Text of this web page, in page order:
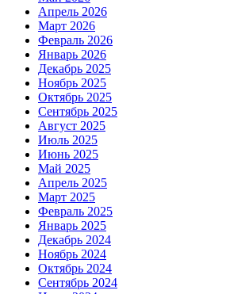
Апрель 2026
Март 2026
Февраль 2026
Январь 2026
Декабрь 2025
Ноябрь 2025
Октябрь 2025
Сентябрь 2025
Август 2025
Июль 2025
Июнь 2025
Май 2025
Апрель 2025
Март 2025
Февраль 2025
Январь 2025
Декабрь 2024
Ноябрь 2024
Октябрь 2024
Сентябрь 2024